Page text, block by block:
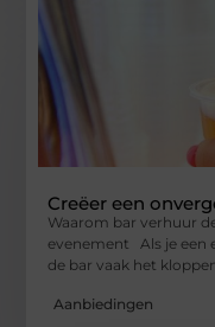
Creëer een
Waarom bar verhuur
evenement Als je een
de bar vaak het
Aanbiedingen